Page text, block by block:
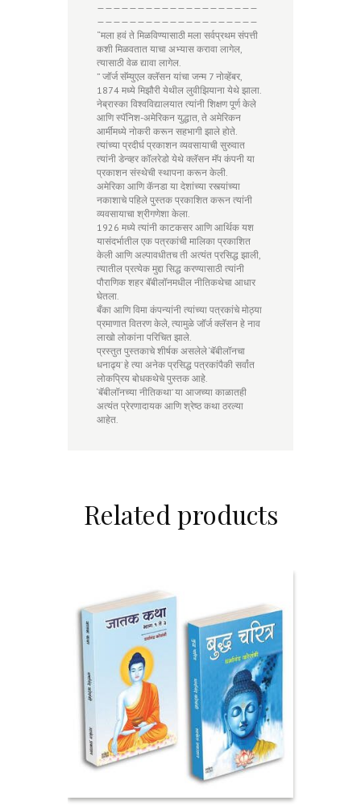
————————————————————
————————————————————
“मला हवं ते मिळविण्यासाठी मला सर्वप्रथम संपत्ती
कशी मिळवतात याचा अभ्यास करावा लागेल,
त्यासाठी वेळ द्यावा लागेल.
” जॉर्ज सॅम्युएल क्लॅसन यांचा जन्म 7 नोव्हेंबर,
1874 मध्ये मिझौरी येथील लुवीझियाना येथे झाला.
नेब्रास्का विश्वविद्यालयात त्यांनी शिक्षण पूर्ण केले
आणि स्पॅनिश-अमेरिकन युद्धात, ते अमेरिकन
आर्मीमध्ये नोकरी करून सहभागी झाले होते.
त्यांच्या प्रदीर्घ प्रकाशन व्यवसायाची सुरुवात
त्यांनी डेन्व्हर कॉलरेडो येथे क्लॅसन मॅप कंपनी या
प्रकाशन संस्थेची स्थापना करून केली.
अमेरिका आणि कॅनडा या देशांच्या रस्त्यांच्या
नकाशाचे पहिले पुस्तक प्रकाशित करून त्यांनी
व्यवसायाचा श्रीगणेशा केला.
1926 मध्ये त्यांनी काटकसर आणि आर्थिक यश
यासंदर्भातील एक पत्रकांची मालिका प्रकाशित
केली आणि अल्पावधीतच ती अत्यंत प्रसिद्ध झाली,
त्यातील प्रत्येक मुद्दा सिद्ध करण्यासाठी त्यांनी
पौराणिक शहर बॅबीलॉनमधील नीतिकथेचा आधार
घेतला.
बँका आणि विमा कंपन्यांनी त्यांच्या पत्रकांचे मोठ्या
प्रमाणात वितरण केले, त्यामुळे जॉर्ज क्लॅसन हे नाव
लाखो लोकांना परिचित झाले.
प्रस्तुत पुस्तकाचे शीर्षक असलेले ‘बॅबीलॉनचा
धनाढ्य’ हे त्या अनेक प्रसिद्ध पत्रकांपैकी सर्वांत
लोकप्रिय बोधकथेचे पुस्तक आहे.
‘बॅबीलॉनच्या नीतिकथा’ या आजच्या काळातही
अत्यंत प्रेरणादायक आणि श्रेष्ठ कथा ठरल्या
आहेत.
Related products